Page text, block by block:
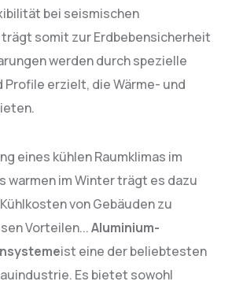
bei seismischen
trägt somit zur Erdbebensicherheit
werden durch spezielle
Profile erzielt, die Wärme- und
eines kühlen Raumklimas im
warmen im Winter trägt es dazu
von Gebäuden zu
Vorteilen...Aluminium-
ist eine der beliebtesten
Es bietet sowohl